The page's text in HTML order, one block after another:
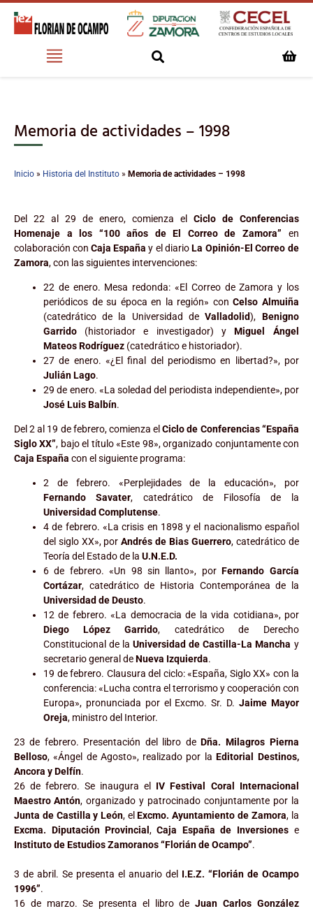
Memoria de actividades – 1998
Inicio » Historia del Instituto » Memoria de actividades – 1998
Del 22 al 29 de enero, comienza el Ciclo de Conferencias
Homenaje a los “100 años de El Correo de Zamora” en
colaboración con Caja España y el diarioLa Opinión-El Correo de
Zamora, con las siguientes intervenciones:
22 de enero. Mesa redonda: «El Correo de Zamora y los
periódicos de su época en la región» con Celso Almuiña
(catedrático de la Universidad de Valladolid), Benigno
Garrido (historiador e investigador) y Miguel Ángel
Mateos Rodríguez (catedrático e historiador).
27 de enero. «¿El final del periodismo en libertad?», por
Julián Lago.
29 de enero. «La soledad del periodista independiente», por
José Luis Balbín.
Del 2 al 19 de febrero, comienza elCiclo de Conferencias “España
Siglo XX”, bajo el título «Este 98», organizado conjuntamente con
Caja España con el siguiente programa:
2 de febrero. «Perplejidades de la educación», por
Fernando Savater, catedrático de Filosofía de la
Universidad Complutense.
4 de febrero. «La crisis en 1898 y el nacionalismo español
del siglo XX», por Andrés de Bias Guerrero, catedrático de
Teoría del Estado de la U.N.E.D.
6 de febrero. «Un 98 sin llanto», por Fernando García
Cortázar, catedrático de Historia Contemporánea de la
Universidad de Deusto.
12 de febrero. «La democracia de la vida cotidiana», por
Diego López Garrido, catedrático de Derecho
Constitucional de la Universidad de Castilla-La Mancha y
secretario general deNueva Izquierda.
19 de febrero. Clausura del ciclo: «España, Siglo XX» con la
conferencia: «Lucha contra el terrorismo y cooperación con
Europa», pronunciada por el Excmo. Sr. D. Jaime Mayor
Oreja, ministro del Interior.
23 de febrero. Presentación del libro de Dña. Milagros Pierna
Belloso, «Ángel de Agosto», realizado por la Editorial Destinos,
Ancora y Delfín.
26 de febrero. Se inaugura el IV Festival Coral Internacional
Maestro Antón, organizado y patrocinado conjuntamente por la
Junta de Castilla y León, elExcmo. Ayuntamiento de Zamora, la
Excma. Diputación Provincial, Caja España de Inversiones e
Instituto de Estudios Zamoranos “Florián de Ocampo”.
3 de abril. Se presenta el anuario del I.E.Z. “Florián de Ocampo
1996”.
16 de marzo. Se presenta el libro de Juan Carlos González